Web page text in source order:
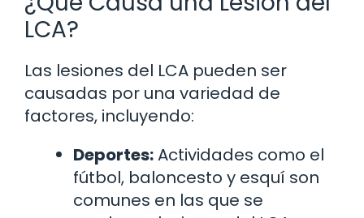
LCA?
Las lesiones del LCA pueden ser
causadas por una variedad de
factores, incluyendo:
Deportes:Actividades como el
fútbol, baloncesto y esquí son
comunes en las que se